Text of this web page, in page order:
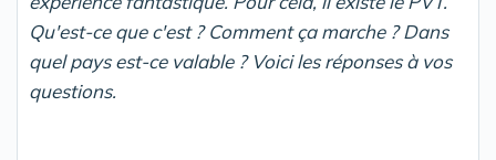
Qu'est-ce que c'est ? Comment ça marche ? Dans
quel pays est-ce valable ? Voici les réponses à vos
questions.